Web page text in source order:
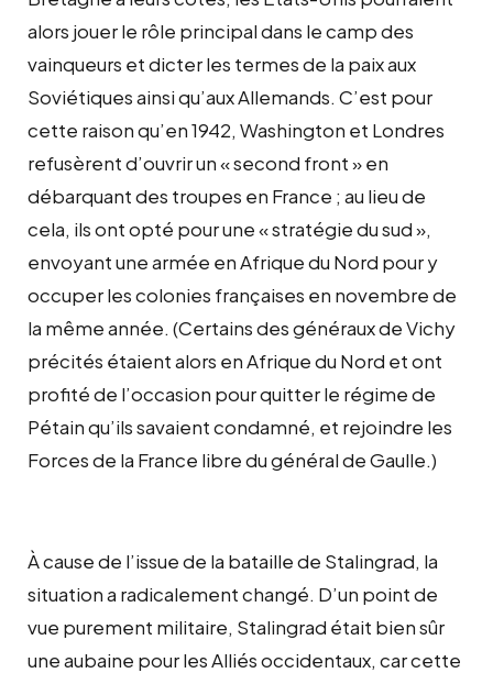
alors jouer le rôle principal dans le camp des
vainqueurs et dicter les termes de la paix aux
Soviétiques ainsi qu’aux Allemands. C’est pour
cette raison qu’en 1942, Washington et Londres
refusèrent d’ouvrir un « second front » en
débarquant des troupes en France ; au lieu de
cela, ils ont opté pour une « stratégie du sud »,
envoyant une armée en Afrique du Nord pour y
occuper les colonies françaises en novembre de
la même année. (Certains des généraux de Vichy
précités étaient alors en Afrique du Nord et ont
profité de l’occasion pour quitter le régime de
Pétain qu’ils savaient condamné, et rejoindre les
Forces de la France libre du général de Gaulle.)
À cause de l’issue de la bataille de Stalingrad, la
situation a radicalement changé. D’un point de
vue purement militaire, Stalingrad était bien sûr
une aubaine pour les Alliés occidentaux, car cette